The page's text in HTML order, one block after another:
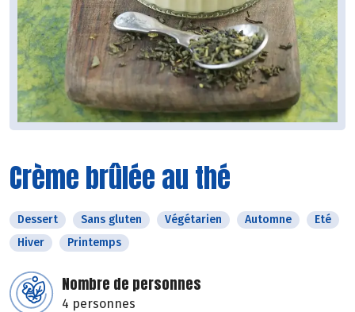
Crème brûlée au thé
Dessert Sans gluten Végétarien Automne
Eté
Hiver
Printemps
Nombre de personnes
4 personnes